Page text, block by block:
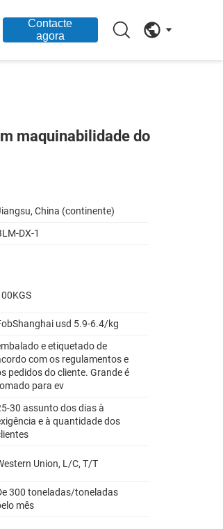
Contacte
agora
maquinabilidade do
China (continente)
DX-1
usd 5.9-6.4/kg
e etiquetado de
com os regulamentos e
pedidos do cliente. Grande é
para ev
30 assunto dos dias à
e à quantidade dos
Union, L/C, T/T
300 toneladas/toneladas
mês